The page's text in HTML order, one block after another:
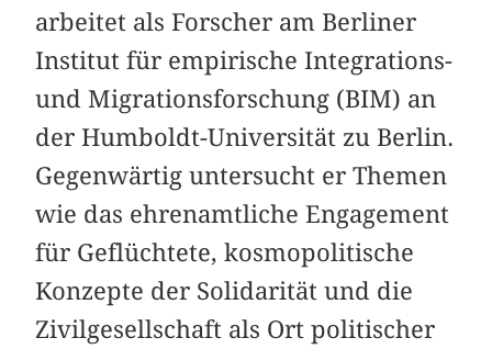
arbeitet als Forscher am Berliner
Institut für empirische Integrations-
und Migrationsforschung (BIM) an
der Humboldt-Universität zu Berlin.
Gegenwärtig untersucht er Themen
wie das ehrenamtliche Engagement
für Geflüchtete, kosmopolitische
Konzepte der Solidarität und die
Zivilgesellschaft als Ort politischer